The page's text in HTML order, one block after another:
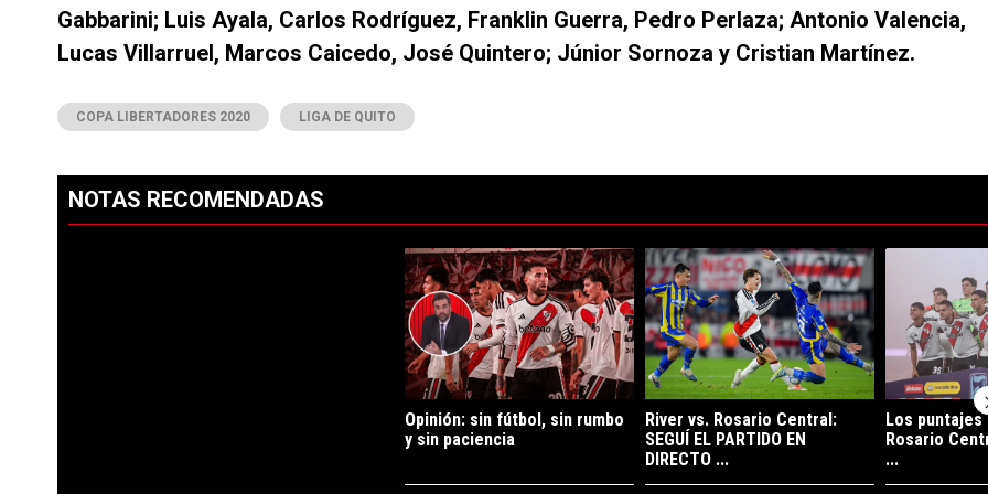
Gabbarini; Luis Ayala, Carlos Rodríguez, Franklin Guerra, Pedro Perlaza; Antonio Valencia,
Lucas Villarruel, Marcos Caicedo, José Quintero; Júnior Sornoza y Cristian Martínez.
COPA LIBERTADORES 2020 LIGA DE QUITO
NOTAS RECOMENDADAS
Un artículo de tendencia con el título "Opinión: sin fútbol, sin rumbo y sin paciencia"
Opinión: sin fútbol, sin rumbo
y sin paciencia
Un artículo de tendencia con el título "River vs.
River vs. Rosario Central:
SEGUÍ EL PARTIDO EN
DIRECTO ...
Los puntajes
Rosario
...